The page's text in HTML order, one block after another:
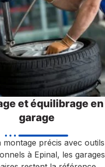
et équilibrage en
garage
montage précis avec outils
à Epinal, les garages